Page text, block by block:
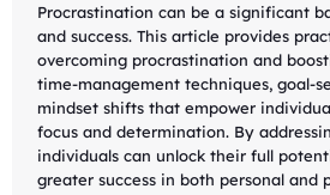
Procrastination can be a significant
and success. This article provides
overcoming procrastination and
time-management techniques, goal-
mindset shifts that empower
focus and determination. By
individuals can unlock their full
greater success in both personal and